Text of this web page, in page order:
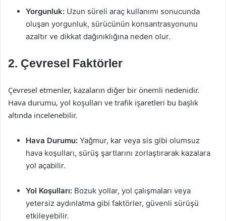
Yorgunluk: Uzun süreli araç kullanımı sonucunda
oluşan yorgunluk, sürücünün konsantrasyonunu
azaltır ve dikkat dağınıklığına neden olur.
2. Çevresel Faktörler
Çevresel etmenler, kazaların diğer bir önemli nedenidir.
Hava durumu, yol koşulları ve trafik işaretleri bu başlık
altında incelenebilir.
Hava Durumu: Yağmur, kar veya sis gibi olumsuz
hava koşulları, sürüş şartlarını zorlaştırarak kazalara
yol açabilir.
Yol Koşulları: Bozuk yollar, yol çalışmaları veya
yetersiz aydınlatma gibi faktörler, güvenli sürüşü
etkileyebilir.